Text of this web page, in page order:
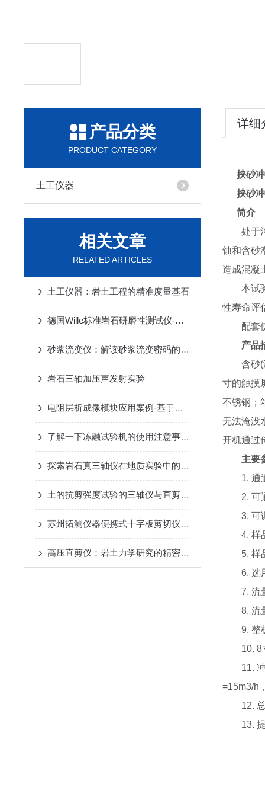
产品分类
PRODUCT CATEGORY
土工仪器
相关文章
RELATED ARTICLES
土工仪器：岩土工程的精准度量基石
德国Wille标准岩石研磨性测试仪-苏州拓测仪器设备有限公司
砂浆流变仪：解读砂浆流变密码的关键工具
岩石三轴加压声发射实验
电阻层析成像模块应用案例-基于三维电阻层析成像的盾构机超前探测研究
了解一下冻融试验机的使用注意事项吧
探索岩石真三轴仪在地质实验中的应用与优势
土的抗剪强度试验的三轴仪与直剪仪的比较
苏州拓测仪器便携式十字板剪切仪说明书
高压直剪仪：岩土力学研究的精密探针
详细
挟砂
挟砂冲
简介
处于河
蚀和含砂
造成混凝
本试验
性寿命评
配套使
产品
含砂(海
寸的触摸
不锈钢；
无法淹没
开机通过
主要
1. 通道
2. 可通
3. 可调
4. 样品
5. 样品
6. 选用
7. 流量
8. 流量
9. 整机
10. 8寸
11. 冲
=15m3/h
12. 总
13. 提